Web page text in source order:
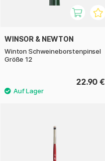
WINSOR & NEWTON
Winton Schweineborstenpinsel
Größe 12
22.90 €